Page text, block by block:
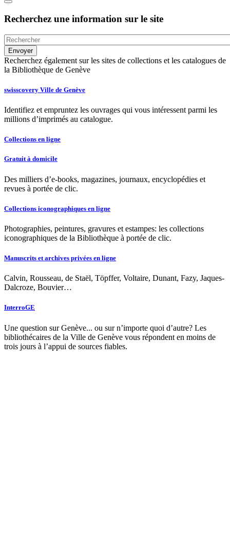
Recherchez une information sur le site
Recherchez également sur les sites de collections et les catalogues de
la Bibliothèque de Genève
swisscovery Ville de Genève
Identifiez et empruntez les ouvrages qui vous intéressent parmi les
millions d’imprimés au catalogue.
Collections en ligne
Gratuit à domicile
Des milliers d’e-books, magazines, journaux, encyclopédies et
revues à portée de clic.
Collections iconographiques en ligne
Photographies, peintures, gravures et estampes: les collections
iconographiques de la Bibliothèque à portée de clic.
Manuscrits et archives privées en ligne
Calvin, Rousseau, de Staël, Töpffer, Voltaire, Dunant, Fazy, Jaques-
Dalcroze, Bouvier…
InterroGE
Une question sur Genève... ou sur n’importe quoi d’autre? Les
bibliothécaires de la Ville de Genève vous répondent en moins de
trois jours à l’appui de sources fiables.